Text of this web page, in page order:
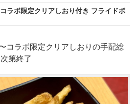
ラボ限定クリアしおり付き フライドポ
コラボ限定クリアしおりの手配総
第終了